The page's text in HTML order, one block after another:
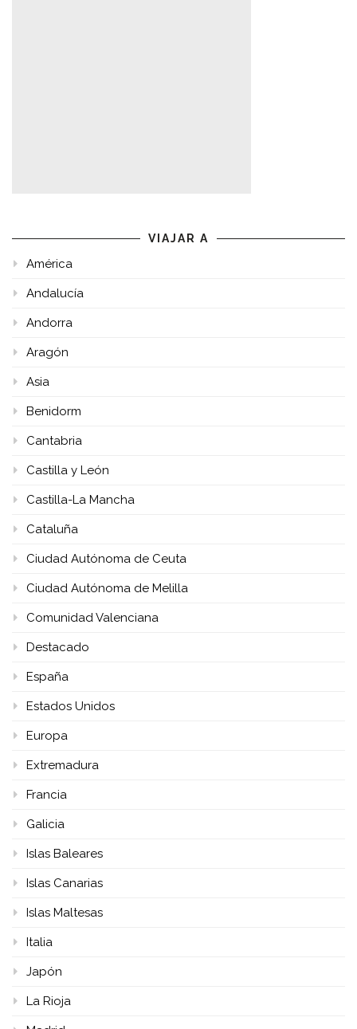
VIAJAR A
América
Andalucía
Andorra
Aragón
Asia
Benidorm
Cantabria
Castilla y León
Castilla-La Mancha
Cataluña
Ciudad Autónoma de Ceuta
Ciudad Autónoma de Melilla
Comunidad Valenciana
Destacado
España
Estados Unidos
Europa
Extremadura
Francia
Galicia
Islas Baleares
Islas Canarias
Islas Maltesas
Italia
Japón
La Rioja